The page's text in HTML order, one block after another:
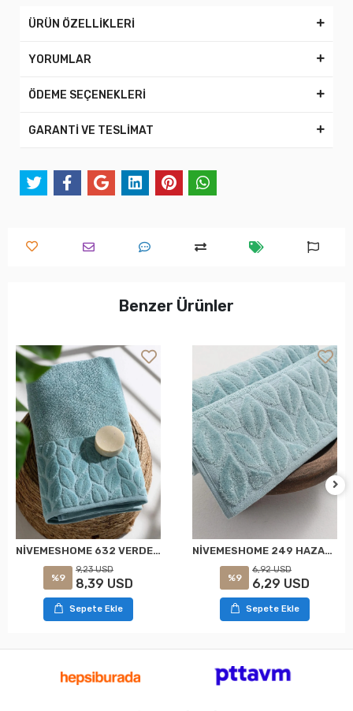
ÜRÜN ÖZELLİKLERİ
YORUMLAR
ÖDEME SEÇENEKLERİ
GARANTİ VE TESLİMAT
Benzer Ürünler
NİVEMESHOME 632 VERDE 90X150 HAZAL TOALLA DE BAÑO NURPAK
%9
9,23 USD
8,39 USD
Sepete Ekle
NİVEMESHOME 249 HAZAL YEŞİL JAKARLI HAVLU NURPAK
%9
6,92 USD
6,29 USD
Sepete Ekle